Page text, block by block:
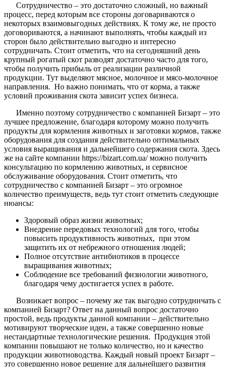
Сотрудничество – это достаточно сложный, но важный
процесс, перед которым все стороны договариваются о
некоторых взаимовыгодных действиях. К тому же, не просто
договориваются, а начинают выполнять, чтобы каждый из
сторон было действительно выгодно и интересно
сотрудничать. Стоит отметить, что на сегодняшний день
крупный рогатый скот разводят достаточно часто для того,
чтобы получить прибыль от реализации различной
продукции. Тут выделяют мясное, молочное и мясо-молочное
направления. Но важно понимать, что от корма, а также
условий проживания скота зависит успех бизнеса.
Именно поэтому сотрудничество с компанией Бизарт – это
лучшее предложение, благодаря которому можно получить
продукты для кормления животных и заготовки кормов, также
оборудования для создания действительно оптимальных
условия выращивания и дальнейшего содержания скота. Здесь
же на сайте компании https://bizart.com.ua/ можно получить
консультацию по кормлению животных, и сервисное
обслуживание оборудования. Стоит отметить, что
сотрудничество с компанией Бизарт – это огромное
количество преимуществ, ведь тут стоит отметить следующие
нюансы:
Здоровый образ жизни животных;
Внедрение передовых технологий для того, чтобы
повысить продуктивность животных, при этом
защитить их от небрежного отношения людей;
Полное отсутствие антибиотиков в процессе
выращивания животных;
Соблюдение все требований физиологии животного,
благодаря чему достигается успех в работе.
Возникает вопрос – почему же так выгодно сотрудничать с
компанией Бизарт? Ответ на данный вопрос достаточно
простой, ведь продукты данной компании – действительно
мотивируют творческие идеи, а также совершенно новые
нестандартные технологические решения. Продукция этой
компании повышают не только количество, но и качество
продукции животноводства. Каждый новый проект Бизарт –
это совершенно новое решение для дальнейшего развития